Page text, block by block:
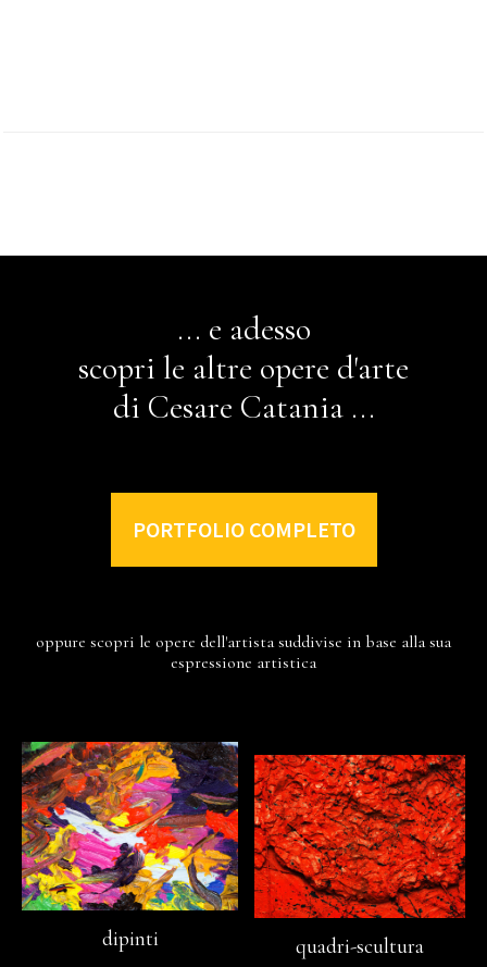
... e adesso
scopri le altre opere d'arte
di Cesare Catania ...
PORTFOLIO COMPLETO
oppure scopri le opere dell'artista suddivise in base alla sua
espressione artistica
dipinti quadri-scultura